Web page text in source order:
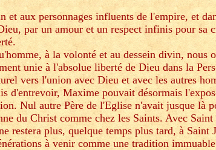
et aux personnages influents de l'empire, et
par un amour et un respect infinis pour sa
à la volonté et au dessein divin, nous
unie à l'absolue liberté de Dieu dans la
vers l'union avec Dieu et avec les autres
d'entrevoir, Maxime pouvait désormais
Nul autre Père de l'Eglise n'avait jusque là
du Christ comme chez les Saints. Avec
restera plus, quelque temps plus tard, à Saint
à venir comme une tradition